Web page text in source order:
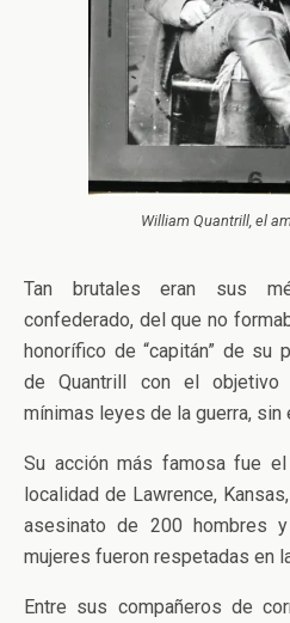
William Quantrill, el
Tan brutales eran sus
confederado, del que no
honorífico de “capitán” de su
de Quantrill con el
mínimas leyes de la guerra, sin
Su acción más famosa fue
localidad de Lawrence,
asesinato de 200 hombres
mujeres fueron respetadas en
Entre sus compañeros de